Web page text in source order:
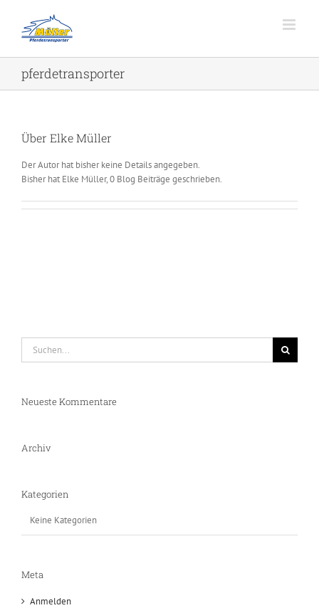
springen
pferdetransporter
Über Elke Müller
Der Autor hat bisher keine Details angegeben.
Bisher hat Elke Müller, 0 Blog Beiträge geschrieben.
Neueste Kommentare
Archiv
Kategorien
Keine Kategorien
Meta
Anmelden